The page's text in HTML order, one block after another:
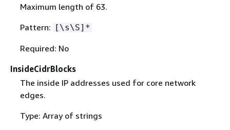
Maximum length of 63.
Pattern: [\s\S]*
Required: No
InsideCidrBlocks
The inside IP addresses used for core network
edges.
Type: Array of strings